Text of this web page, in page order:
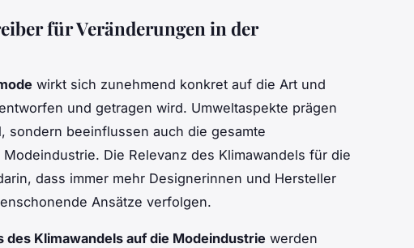
für Veränderungen in der
wirkt sich zunehmend konkret auf die Art und
und getragen wird. Umweltaspekte prägen
sondern beeinflussen auch die gesamte
Die Relevanz des Klimawandels für die
dass immer mehr Designerinnen und Hersteller
Ansätze verfolgen.
des Klimawandels auf die Modeindustrie werden